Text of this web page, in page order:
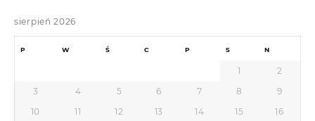
sierpień 2026
P W Ś C P S N
1
2
3
4 5 6 7 8
9
10
11 12 13 14 15
16